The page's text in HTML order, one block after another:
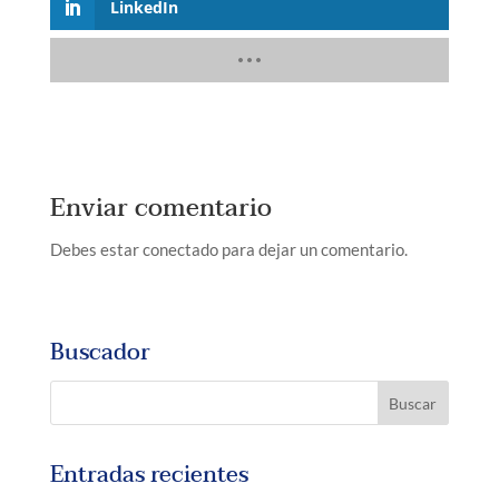
LinkedIn
Enviar comentario
Debes estar conectado para dejar un comentario.
Buscador
Entradas recientes